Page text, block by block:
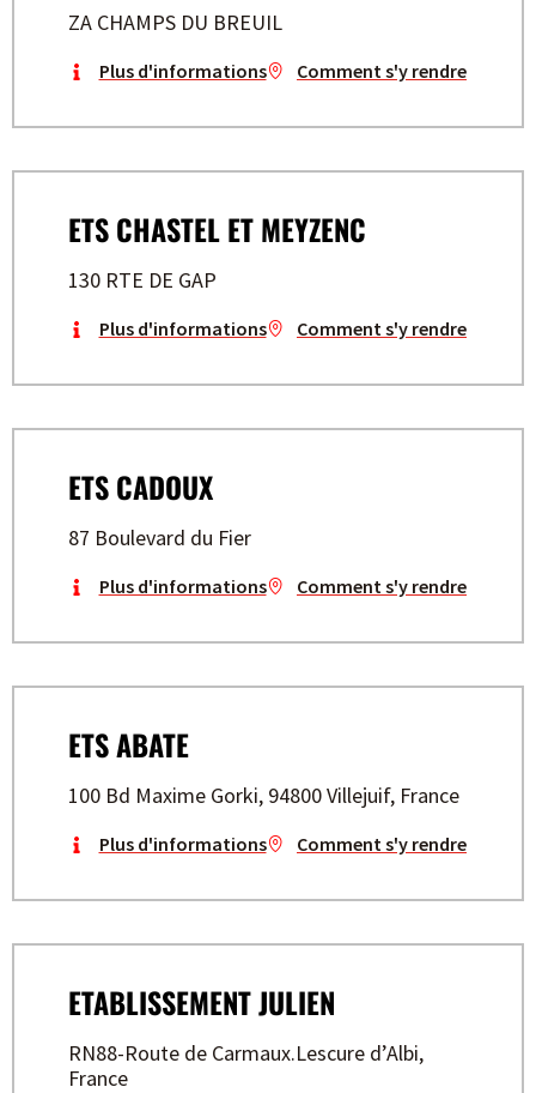
ZA CHAMPS DU BREUIL
Plus d'informations Comment s'y rendre
ETS CHASTEL ET MEYZENC
130 RTE DE GAP
Plus d'informations Comment s'y rendre
ETS CADOUX
87 Boulevard du Fier
Plus d'informations Comment s'y rendre
ETS ABATE
100 Bd Maxime Gorki, 94800 Villejuif, France
Plus d'informations Comment s'y rendre
ETABLISSEMENT JULIEN
RN88-Route de Carmaux.Lescure d’Albi,
France